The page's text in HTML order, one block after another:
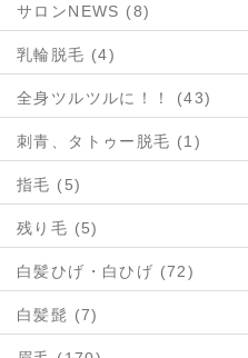
サロンNEWS (8)
乳輪脱毛 (4)
全身ツルツルに！！ (43)
刺青、タトゥー脱毛 (1)
指毛 (5)
残り毛 (5)
白髪ひげ・白ひげ (72)
白髪髭 (7)